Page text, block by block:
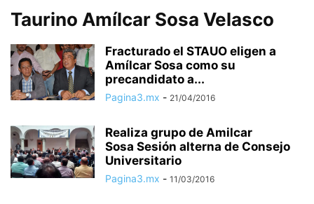
Taurino Amílcar Sosa Velasco
Fracturado el STAUO eligen a
Amílcar Sosa como su
precandidato a...
Pagina3.mx - 21/04/2016
Realiza grupo de Amilcar
Sosa Sesión alterna de Consejo
Universitario
Pagina3.mx - 11/03/2016